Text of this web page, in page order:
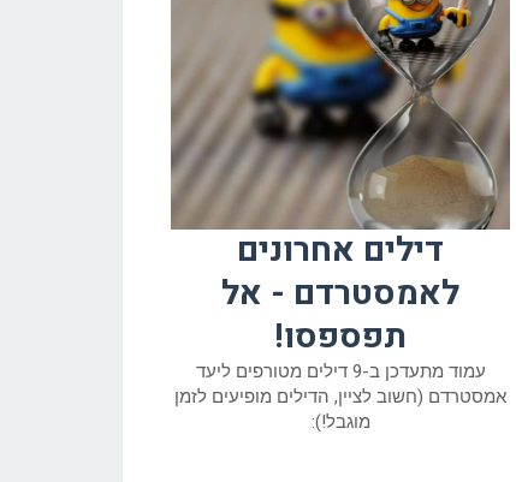
דילים אחרונים
לאמסטרדם - אל
תפספסו!
עמוד מתעדכן ב-9 דילים מטורפים ליעד
אמסטרדם (חשוב לציין, הדילים מופיעים לזמן
מוגבל!):